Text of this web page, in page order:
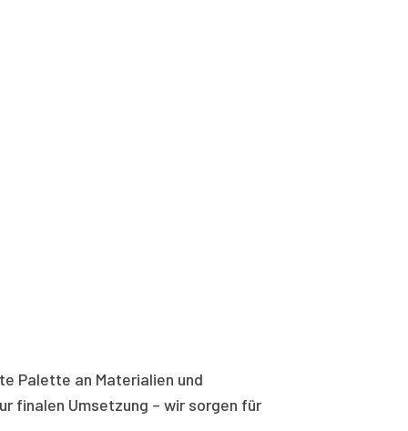
Palette an Materialien und
finalen Umsetzung – wir sorgen für